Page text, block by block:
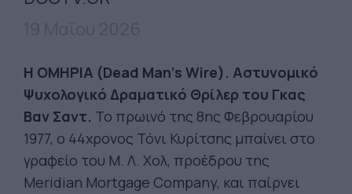
Η ΟΜΗΡΙΑ (Dead Man's Wire). Αστυνομικό
Ψυχολογικό Δραματικό Θρίλερ του Γκας
Βαν Σαντ. Το πρωινό της 8ης Φεβρουαρίου
1977, ο 44χρονος Τόνι Κυρίτσης μπαίνει στο
γραφείο του Μ. Λ. Χολ, προέδρου της
Meridian Mortgage Company, και παίρνει